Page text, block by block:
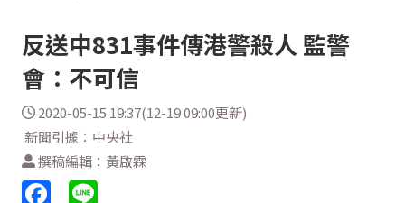
反送中831事件傳港警殺人 監警
會：不可信
2020-05-15 19:37(12-19 09:00更新)
新聞引據：中央社
撰稿編輯：黃啟霖